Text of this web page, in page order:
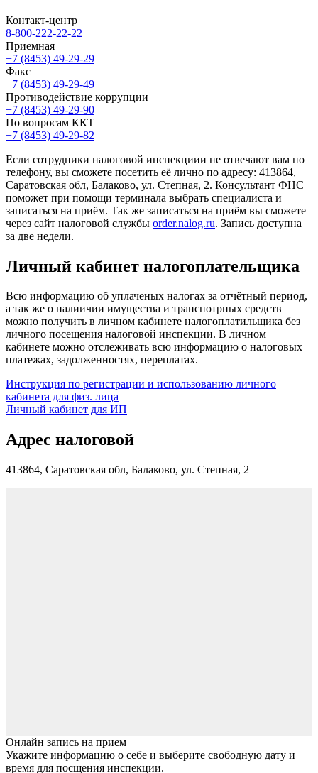
Контакт-центр
8-800-222-22-22
Приемная
+7 (8453) 49-29-29
Факс
+7 (8453) 49-29-49
Противодействие коррупции
+7 (8453) 49-29-90
По вопросам ККТ
+7 (8453) 49-29-82
Если сотрудники налоговой инспекциии не отвечают вам по
телефону, вы сможете посетить её лично по адресу: 413864,
Саратовская обл, Балаково, ул. Степная, 2. Консультант ФНС
поможет при помощи терминала выбрать специалиста и
записаться на приём. Так же записаться на приём вы сможете
через сайт налоговой службы order.nalog.ru. Запись доступна
за две недели.
Личный кабинет налогоплательщика
Всю информацию об уплаченых налогах за отчётный период,
а так же о налиичии имущества и транспотрных средств
можно получить в личном кабинете налогоплатильщика без
личного посещения налоговой инспекции. В личном
кабинете можно отслеживать всю информацию о налоговых
платежах, задолженностях, переплатах.
Инструкция по регистрации и использованию личного
кабинета для физ. лица
Личный кабинет для ИП
Адрес налоговой
413864, Саратовская обл, Балаково, ул. Степная, 2
Онлайн запись на прием
Укажите информацию о себе и выберите свободную дату и
время для посщения инспекции.